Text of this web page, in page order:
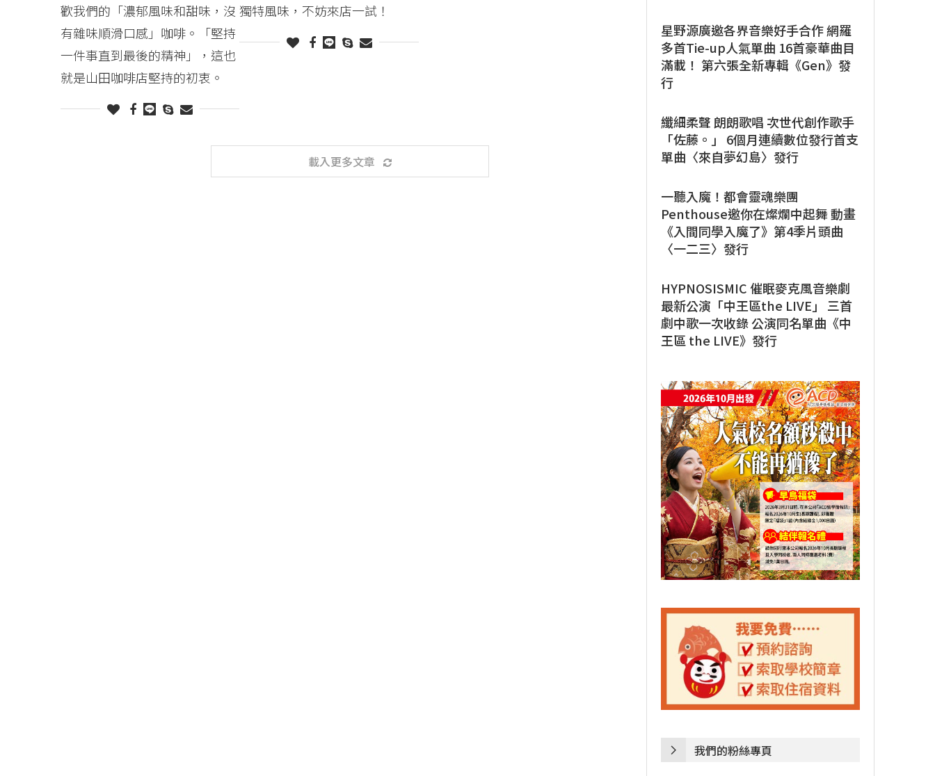
歡我們的「濃郁風味和甜味，沒
有雜味順滑口感」咖啡。「堅持
一件事直到最後的精神」，這也
就是山田咖啡店堅持的初衷。
獨特風味，不妨來店一試！
載入更多文章
星野源廣邀各界音樂好手合作 網羅
多首Tie-up人氣單曲 16首豪華曲目
滿載！ 第六張全新專輯《Gen》發
行
纖細柔聲 朗朗歌唱 次世代創作歌手
「佐藤。」 6個月連續數位發行首支
單曲〈來自夢幻島〉發行
一聽入魔！都會靈魂樂團
Penthouse邀你在燦爛中起舞 動畫
《入間同學入魔了》第4季片頭曲
〈一二三〉發行
HYPNOSISMIC 催眠麥克風音樂劇
最新公演「中王區the LIVE」 三首
劇中歌一次收錄 公演同名單曲《中
王區 the LIVE》發行
我們的粉絲專頁